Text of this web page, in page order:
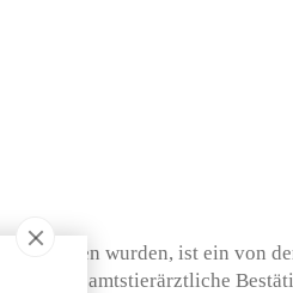
geboren wurden, ist ein von
eine amtstierärztliche